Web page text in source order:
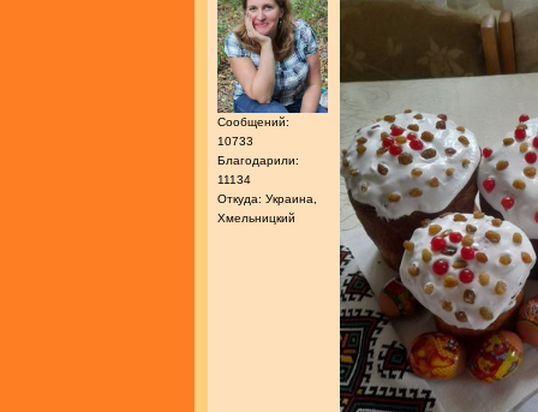
Сообщений:
10733
Благодарили:
11134
Откуда: Украина,
Хмельницкий